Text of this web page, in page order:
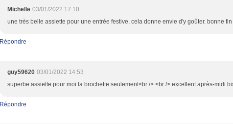
Michelle 03/01/2022 17:10
une très belle assiette pour une entrée festive, cela donne envie d'y goûter. bonne
Répondre
guy59620 03/01/2022 14:53
superbe assiette pour moi la brochette seulement<br /> <br /> excellent après-midi
Répondre